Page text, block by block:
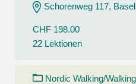
Schorenweg 117, Basel
CHF 198.00
22 Lektionen
Nordic Walking/